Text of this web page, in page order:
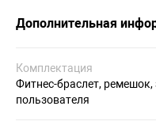
Дополнительная
Комплектация
Фитнес-браслет, ремешок,
пользователя